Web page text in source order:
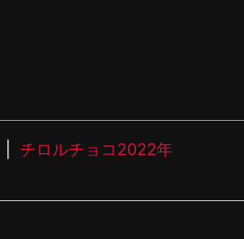
チロルチョコ2022年